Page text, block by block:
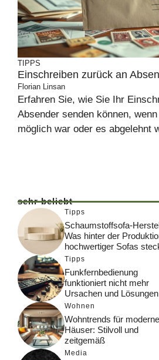
TIPPS
Einschreiben zurück an
Florian Linsan
Erfahren Sie, wie Sie Ihr
Absender senden können,
möglich war oder es abgelehnt
sehr beliebt
Tipps
Schaumstoffsofa-
Was hinter der
hochwertiger Sofas
Tipps
Funkfernbedienung
funktioniert nicht mehr
Ursachen und Lösungen
Wohnen
Wohntrends für moderne
Häuser: Stilvoll und
zeitgemäß
Media